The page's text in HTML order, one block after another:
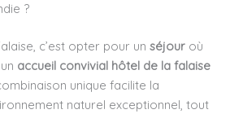
?
c’est opter pour unséjour où
accueil convivial hôtel de la falaise
unique facilite la
naturel exceptionnel, tout